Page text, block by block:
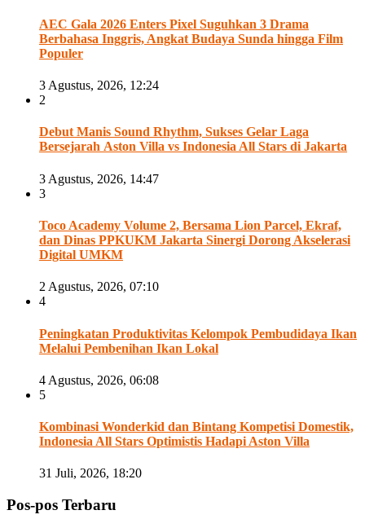
AEC Gala 2026 Enters Pixel Suguhkan 3 Drama
Berbahasa Inggris, Angkat Budaya Sunda hingga Film
Populer
3 Agustus, 2026, 12:24
2
Debut Manis Sound Rhythm, Sukses Gelar Laga
Bersejarah Aston Villa vs Indonesia All Stars di Jakarta
3 Agustus, 2026, 14:47
3
Toco Academy Volume 2, Bersama Lion Parcel, Ekraf,
dan Dinas PPKUKM Jakarta Sinergi Dorong Akselerasi
Digital UMKM
2 Agustus, 2026, 07:10
4
Peningkatan Produktivitas Kelompok Pembudidaya Ikan
Melalui Pembenihan Ikan Lokal
4 Agustus, 2026, 06:08
5
Kombinasi Wonderkid dan Bintang Kompetisi Domestik,
Indonesia All Stars Optimistis Hadapi Aston Villa
31 Juli, 2026, 18:20
Pos-pos Terbaru